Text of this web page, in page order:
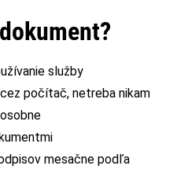
služby
počítač, netreba nikam
mesačne podľa